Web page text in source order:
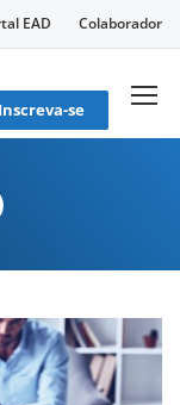
EAD Colaborador
Inscreva-se